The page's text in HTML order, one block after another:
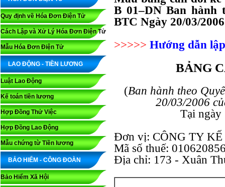
Quy định về Hóa Đơn Điện Tử
Cách Lập và Xử Lý Hóa Đơn Điện Tử
Mẫu Hóa Đơn Điện Tử
LAO ĐỘNG - TIỀN LƯƠNG
Luật Lao Động
Kế toán tiền lương
Hợp Đồng Thử Việc
Hợp Đồng Lao Động
Mẫu chứng từ Tiền lương
BẢO HIỂM - CÔNG ĐOÀN
Bảo Hiểm Xã Hội
B 01–DN Ban hành
BTC Ngày 20/03/
>>>>> Hướng dẫn
BẢNG
(Ban hành theo
20/03/2006
Tại ngày
Đơn vị: CÔNG TY
Mã số thuế:
Địa chỉ: 173 - Xuân